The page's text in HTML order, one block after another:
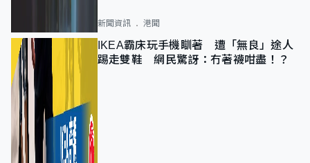
新聞資訊 港聞
IKEA霸床玩手機瞓著 遭「無良」途人
踢走雙鞋 網民驚訝：冇著襪咁盡！？